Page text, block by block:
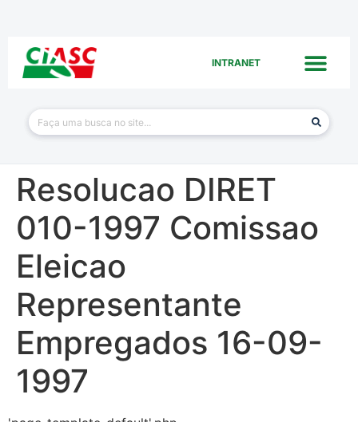
INTRANET
Resolucao DIRET
010-1997 Comissao
Eleicao
Representante
Empregados 16-09-
1997